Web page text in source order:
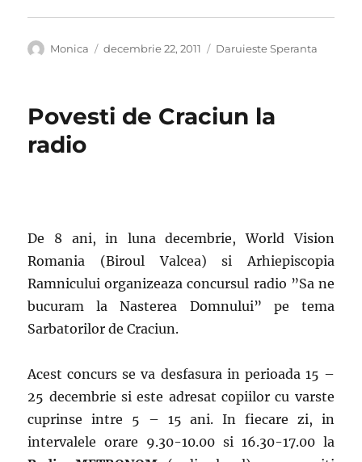
Autor
Monica
Publicat
decembrie 22, 2011 Categorii
Daruieste Speranta
Povesti de Craciun la
radio
De 8 ani, in luna decembrie, World Vision
Romania (Biroul Valcea) si Arhiepiscopia
Ramnicului organizeaza concursul radio ”Sa ne
bucuram la Nasterea Domnului” pe tema
Sarbatorilor de Craciun.
Acest concurs se va desfasura in perioada 15 –
25 decembrie si este adresat copiilor cu varste
cuprinse intre 5 – 15 ani. In fiecare zi, in
intervalele orare 9.30-10.00 si 16.30-17.00 la